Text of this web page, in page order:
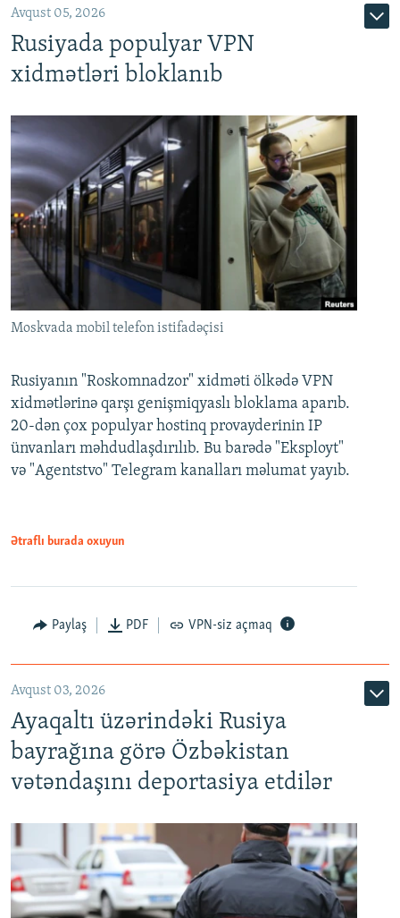
Avqust 05, 2026
Rusiyada populyar VPN
xidmətləri bloklanıb
Moskvada mobil telefon istifadəçisi
Rusiyanın "Roskomnadzor" xidməti ölkədə VPN
xidmətlərinə qarşı genişmiqyaslı bloklama aparıb.
20-dən çox populyar hostinq provayderinin IP
ünvanları məhdudlaşdırılıb. Bu barədə "Eksployt"
və "Agentstvo" Telegram kanalları məlumat yayıb.
Ətraflı burada oxuyun
Paylaş PDF VPN-siz açmaq
Avqust 03, 2026
Ayaqaltı üzərindəki Rusiya
bayrağına görə Özbəkistan
vətəndaşını deportasiya etdilər